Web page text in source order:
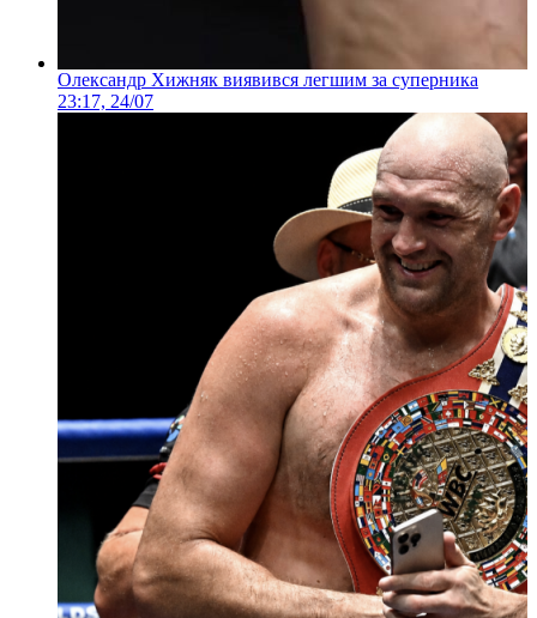
Олександр Хижняк виявився легшим за суперника
23:17, 24/07